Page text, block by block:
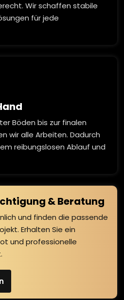
Wir schaffen stabile
für jede
Böden bis zur finalen
wir alle Arbeiten. Dadurch
reibungslosen Ablauf und
& Beratung
und finden die passende
Erhalten Sie ein
und professionelle